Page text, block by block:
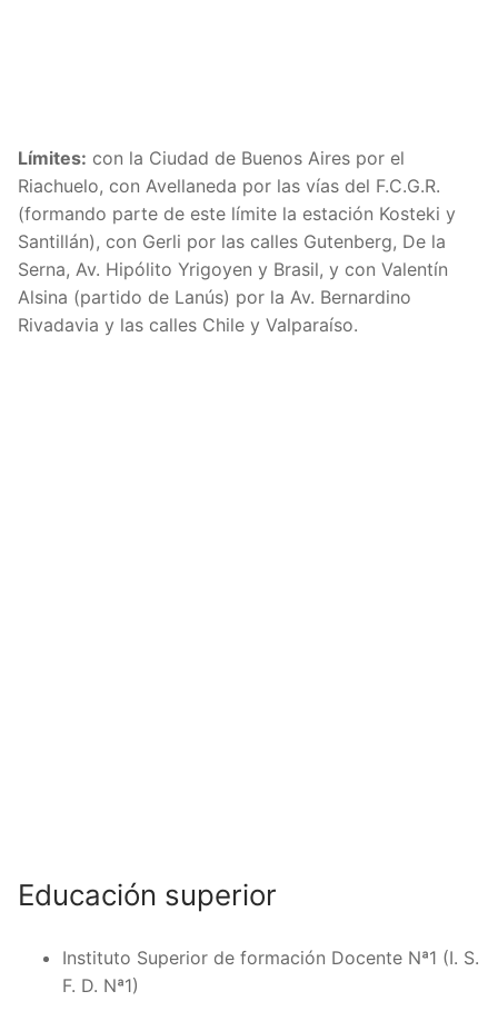
Límites: con la Ciudad de Buenos Aires por el
Riachuelo, con Avellaneda por las vías del F.C.G.R.
(formando parte de este límite la estación Kosteki y
Santillán), con Gerli por las calles Gutenberg, De la
Serna, Av. Hipólito Yrigoyen y Brasil, y con Valentín
Alsina (partido de Lanús) por la Av. Bernardino
Rivadavia y las calles Chile y Valparaíso.
Educación superior
Instituto Superior de formación Docente Nª1 (I. S.
F. D. Nª1)